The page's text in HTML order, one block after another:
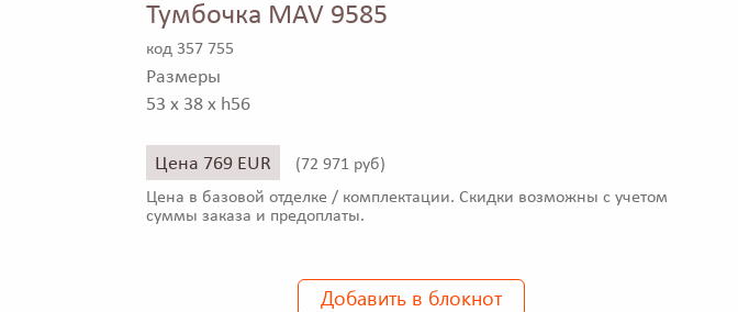
Тумбочка MAV 9585
код 357 755
Размеры
53 x 38 x h56
Цена 769 EUR (72 971 руб)
Цена в базовой отделке / комплектации. Скидки возможны с учетом
суммы заказа и предоплаты.
Добавить в блокнот